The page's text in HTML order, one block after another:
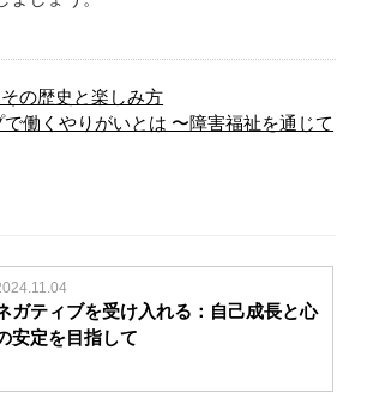
の歴史と楽しみ方
働くやりがいとは 〜障害福祉を通じて
ガティブを受け入れる：自己成長と心
安定を目指して